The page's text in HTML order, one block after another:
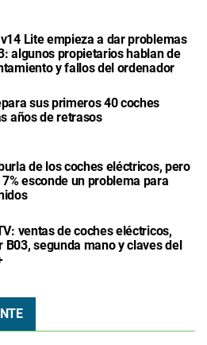
Lite empieza a dar problemas
algunos propietarios hablan de
y fallos del ordenador
sus primeros 40 coches
años de retrasos
de los coches eléctricos, pero
esconde un problema para
ventas de coches eléctricos,
B03, segunda mano y claves del